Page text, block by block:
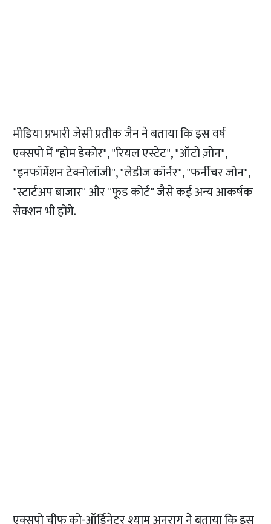
मीडिया प्रभारी जेसी प्रतीक जैन ने बताया कि इस वर्ष
एक्सपो में "होम डेकोर", "रियल एस्टेट", "ऑटो ज़ोन",
"इनफॉर्मेशन टेक्नोलॉजी", "लेडीज कॉर्नर", "फर्नीचर जोन",
"स्टार्टअप बाजार" और "फूड कोर्ट" जैसे कई अन्य आकर्षक
सेक्शन भी होंगे.